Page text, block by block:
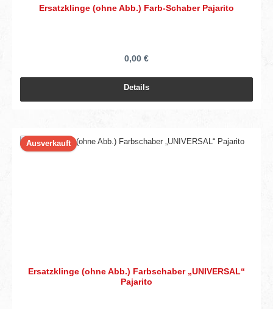
Ersatzklinge (ohne Abb.) Farb-Schaber Pajarito
0,00 €
Details
Ausverkauft
Ersatzklinge (ohne Abb.) Farbschaber „UNIVERSAL“
Pajarito